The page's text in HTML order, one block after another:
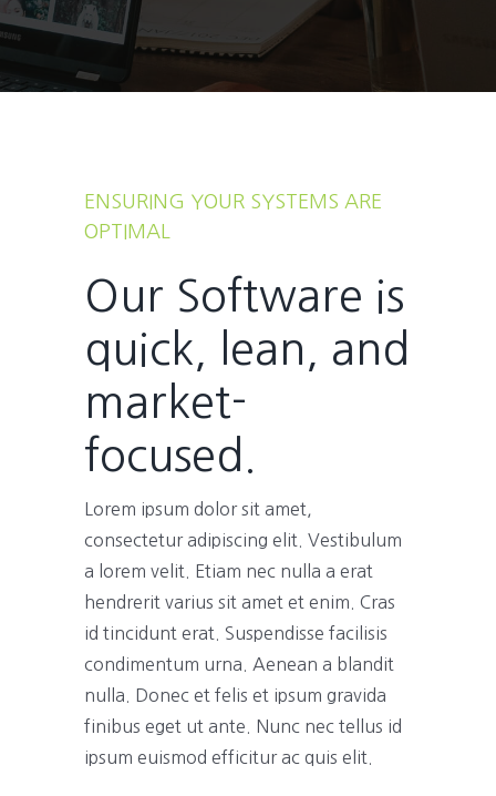
ENSURING YOUR SYSTEMS ARE
OPTIMAL
Our Software is
quick, lean, and
market-
focused.
Lorem ipsum dolor sit amet,
consectetur adipiscing elit. Vestibulum
a lorem velit. Etiam nec nulla a erat
hendrerit varius sit amet et enim. Cras
id tincidunt erat. Suspendisse facilisis
condimentum urna. Aenean a blandit
nulla. Donec et felis et ipsum gravida
finibus eget ut ante. Nunc nec tellus id
ipsum euismod efficitur ac quis elit.